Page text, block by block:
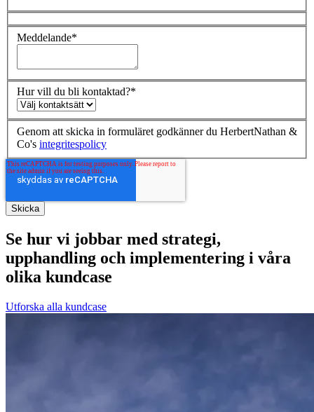
Meddelande*
Hur vill du bli kontaktad?*
Genom att skicka in formuläret godkänner du HerbertNathan &
Co's integritespolicy
Se hur vi jobbar med strategi,
upphandling och implementering i våra
olika kundcase
Utforska alla kundcase